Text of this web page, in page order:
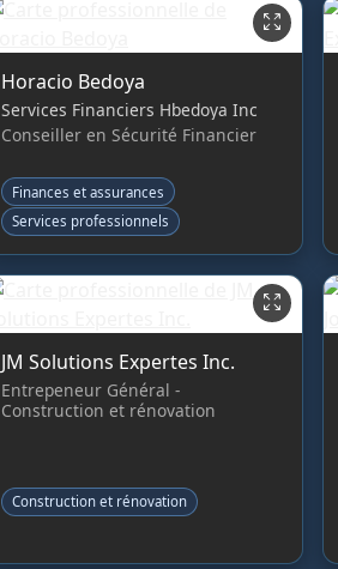
Horacio Bedoya
Services Financiers Hbedoya Inc
Conseiller en Sécurité Financier
Finances et assurances
Services professionnels
JM Solutions Expertes Inc.
Entrepeneur Général -
Construction et rénovation
Construction et rénovation